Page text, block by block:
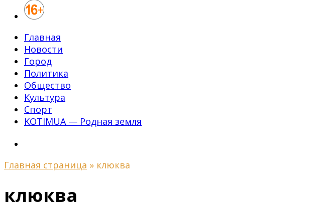
Главная
Новости
Город
Политика
Общество
Культура
Спорт
KOTIMUA — Родная земля
Главная страница » клюква
клюква